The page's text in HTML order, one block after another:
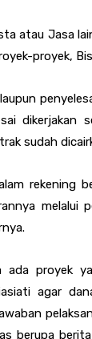
atau Jasa
proyek,
dikerjakan
sudah
rekening
melalui
ada proyek
agar
berupa